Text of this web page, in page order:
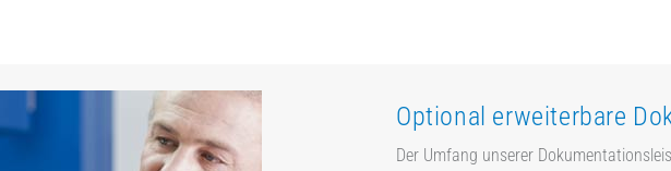
Optional erweiterbare
Der Umfang unserer